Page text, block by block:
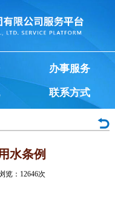
办事服务
联系方式
水条例
览： 12646次